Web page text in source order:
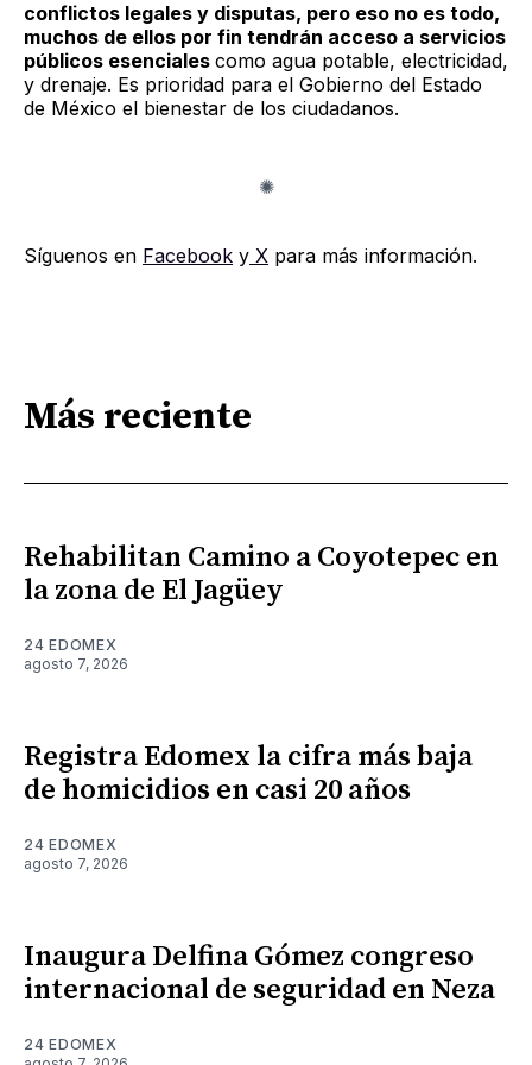
conflictos legales y disputas, pero eso no es todo,
muchos de ellos por fin tendrán acceso a servicios
públicos esenciales como agua potable, electricidad,
y drenaje. Es prioridad para el Gobierno del Estado
de México el bienestar de los ciudadanos.
Síguenos en Facebook y X para más información.
Más reciente
Rehabilitan Camino a Coyotepec en
la zona de El Jagüey
24 EDOMEX
agosto 7, 2026
Registra Edomex la cifra más baja
de homicidios en casi 20 años
24 EDOMEX
agosto 7, 2026
Inaugura Delfina Gómez congreso
internacional de seguridad en Neza
24 EDOMEX